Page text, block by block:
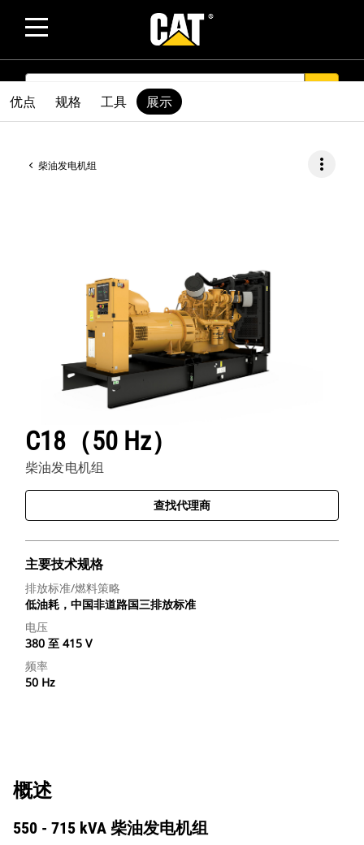
SEARCH
柴油发电机组 more_vert
C18（50 Hz）
柴油发电机组
查找代理商
主要技术规格
排放标准/燃料策略
低油耗，中国非道路国三排放标准
电压
380 至 415 V
频率
50 Hz
优点 规格 工具 展示
概述
550 - 715 kVA 柴油发电机组